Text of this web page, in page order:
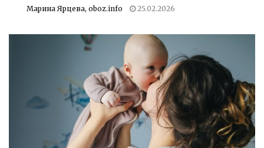
Марина Ярцева, oboz.info 25.02.2026